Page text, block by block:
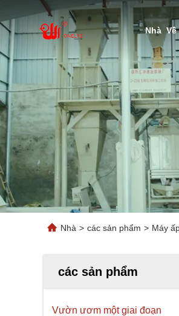
Nhà
Nhà > các sản phẩm > Máy
các sản phẩm
Vườn ươm một giai đoạn